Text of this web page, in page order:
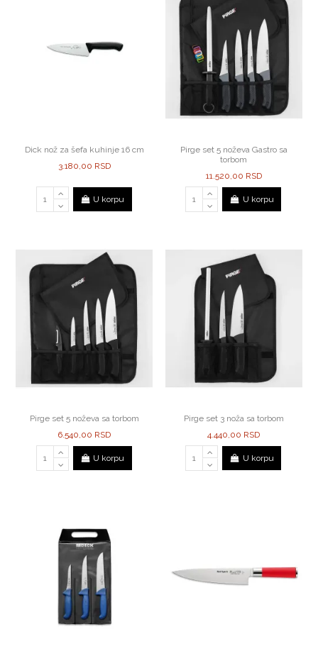
Dick nož za šefa kuhinje 16 cm
3.180,00 RSD
U korpu
Pirge set 5 noževa Gastro sa
torbom
11.520,00 RSD
U korpu
Pirge set 5 noževa sa torbom
6.540,00 RSD
U korpu
Pirge set 3 noža sa torbom
4.440,00 RSD
U korpu